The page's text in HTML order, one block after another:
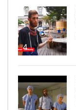
4